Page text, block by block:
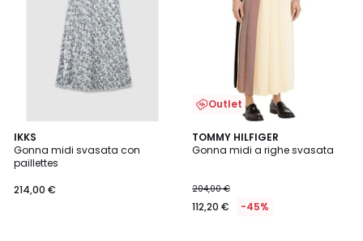
IKKS
Gonna midi svasata con
paillettes
214,00 €
Outlet
TOMMY HILFIGER
Gonna midi a righe svasata
204,00 €
112,20 € -45%
5
/